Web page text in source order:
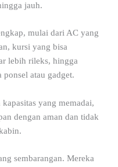
jauh.
mulai dari AC yang
kursi yang bisa
lebih rileks, hingga
atau gadget.
yang memadai,
dengan aman dan tidak
sembarangan. Mereka